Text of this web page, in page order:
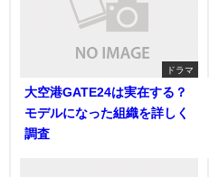
ドラマ
大空港GATE24は実在する？
モデルになった組織を詳しく
調査